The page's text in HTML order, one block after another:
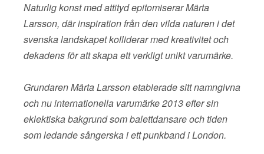
Naturlig konst med attityd epitomiserar Märta
Larsson, där inspiration från den vilda naturen i det
svenska landskapet kolliderar med kreativitet och
dekadens för att skapa ett verkligt unikt varumärke.
Grundaren Märta Larsson etablerade sitt namngivna
och nu internationella varumärke 2013 efter sin
eklektiska bakgrund som balettdansare och tiden
som ledande sångerska i ett punkband i London.